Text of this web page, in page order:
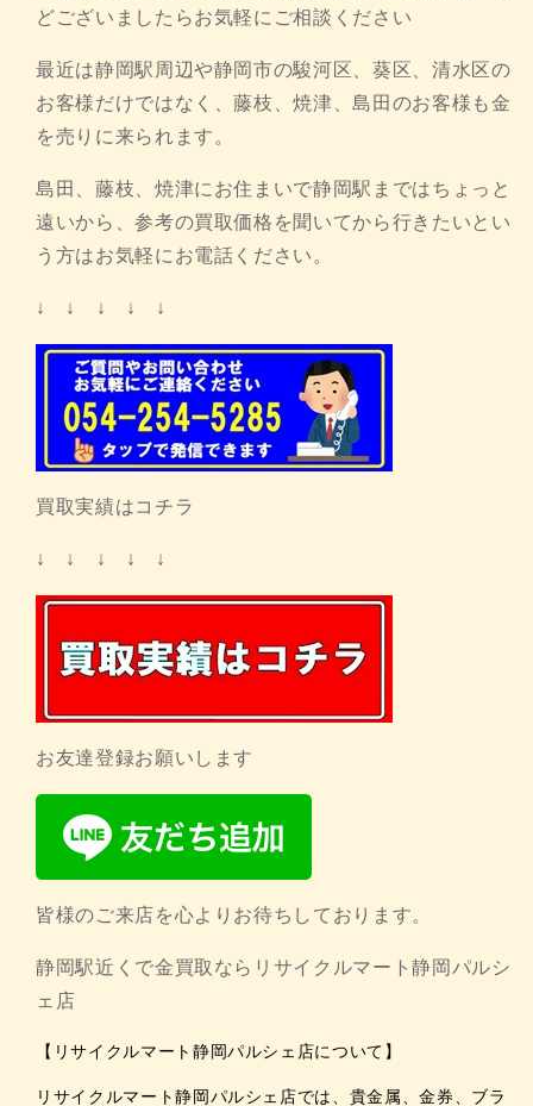
どございましたらお気軽にご相談ください
最近は静岡駅周辺や静岡市の駿河区、葵区、清水区の
お客様だけではなく、藤枝、焼津、島田のお客様も金
を売りに来られます。
島田、藤枝、焼津にお住まいで静岡駅まではちょっと
遠いから、参考の買取価格を聞いてから行きたいとい
う方はお気軽にお電話ください。
↓ ↓ ↓ ↓ ↓
買取実績はコチラ
↓ ↓ ↓ ↓ ↓
お友達登録お願いします
皆様のご来店を心よりお待ちしております。
静岡駅近くで金買取ならリサイクルマート静岡パルシ
ェ店
【リサイクルマート静岡パルシェ店について】
リサイクルマート静岡パルシェ店では、貴金属、金券、ブラ